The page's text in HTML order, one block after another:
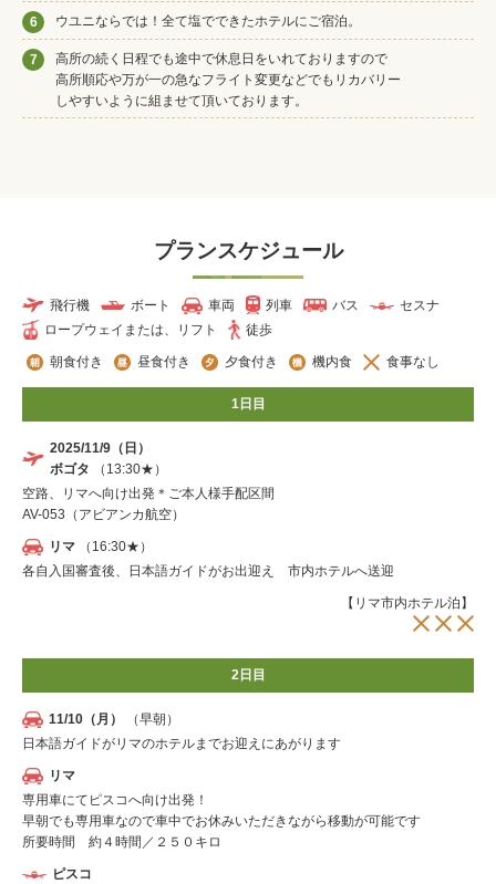
6 ウユニならでは！全て塩でできたホテルにご宿泊。
7
高所の続く日程でも途中で休息日をいれておりますので
高所順応や万が一の急なフライト変更などでもリカバリー
しやすいように組ませて頂いております。
プランスケジュール
飛行機 ボート 車両 列車 バス
セスナ
ロープウェイまたは、リフト
徒歩
朝食付き 昼食付き 夕食付き 機内食 食事なし
1日目
2025/11/9（日）
ボゴタ
（13:30★）
空路、リマへ向け出発＊ご本人様手配区間
AV-053（アビアンカ航空）
リマ
（16:30★）
各自入国審査後、日本語ガイドがお出迎え 市内ホテルへ送迎
【リマ市内ホテル泊】
2日目
11/10（月）
（早朝）
日本語ガイドがリマのホテルまでお迎えにあがります
リマ
専用車にてピスコへ向け出発！
早朝でも専用車なので車中でお休みいただきながら移動が可能です
所要時間 約４時間／２５０キロ
ピスコ